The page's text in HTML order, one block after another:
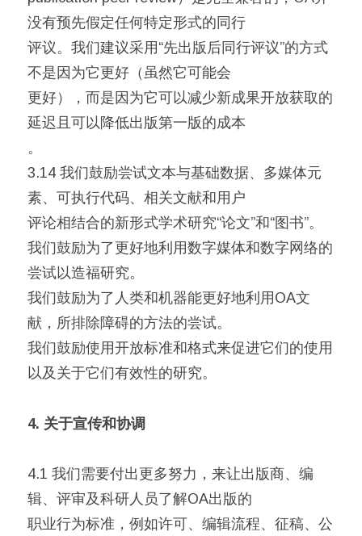
没有预先假定任何特定形式的同行
评议。我们建议采用“先出版后同行评议”的方式
不是因为它更好（虽然它可能会
更好），而是因为它可以减少新成果开放获取的
延迟且可以降低出版第一版的成本
。
3.14 我们鼓励尝试文本与基础数据、多媒体元
素、可执行代码、相关文献和用户
评论相结合的新形式学术研究“论文”和“图书”。
我们鼓励为了更好地利用数字媒体和数字网络的
尝试以造福研究。
我们鼓励为了人类和机器能更好地利用OA文
献，所排除障碍的方法的尝试。
我们鼓励使用开放标准和格式来促进它们的使用
以及关于它们有效性的研究。
4. 关于宣传和协调
4.1 我们需要付出更多努力，来让出版商、编
辑、评审及科研人员了解OA出版的
职业行为标准，例如许可、编辑流程、征稿、公